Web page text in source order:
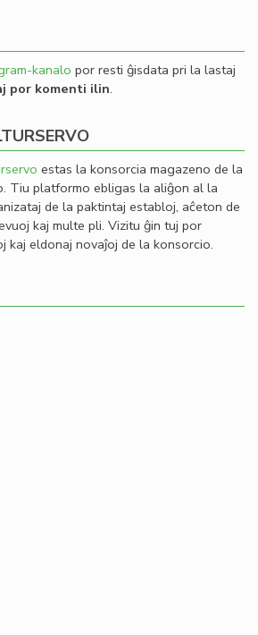
kanalo por resti ĝisdata pri la lastaj
por komenti ilin.
estas la konsorcia magazeno de la
Tiu platformo ebligas la aliĝon al la
de la paktintaj establoj, aĉeton de
kaj multe pli. Vizitu ĝin tuj por
kaj eldonaj novaĵoj de la konsorcio.